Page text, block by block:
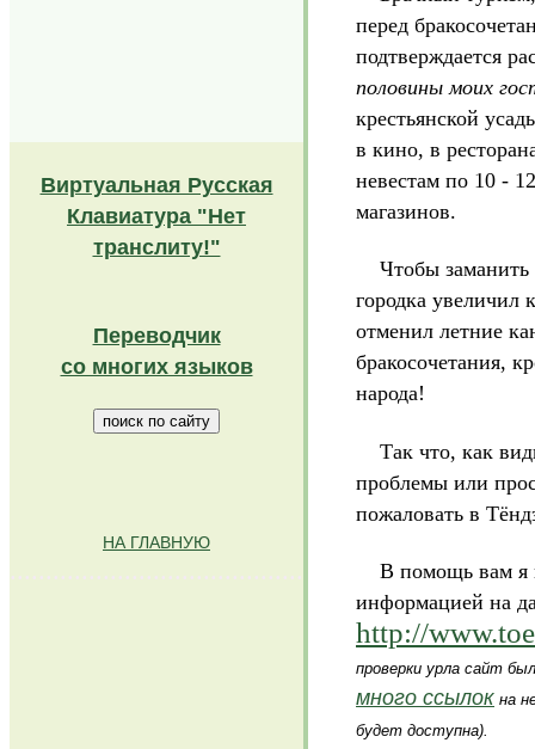
Виртуальная Русская
Клавиатура "Нет
транслиту!"
Переводчик
со многих языков
НА ГЛАВНУЮ
.........................................
перед
подтверждается
половины моих
крестьянской
в кино, в
невестам по 10 -
магазинов.
Чтобы заманить
городка увеличил
отменил летние
бракосочетания,
народа!
Так что, как
проблемы или
пожаловать в
В помощь вам я
информацией на
http://
проверки урла сайт
много ссылок на
будет доступна).